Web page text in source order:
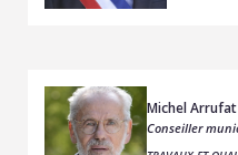
Michel Arrufat
Conseiller